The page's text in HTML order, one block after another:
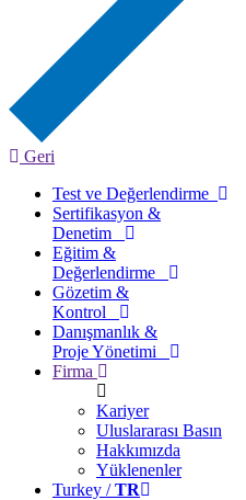
Geri
Test ve Değerlendirme
Sertifikasyon &
Denetim
Eğitim &
Değerlendirme
Gözetim &
Kontrol
Danışmanlık &
Proje Yönetimi
Firma
Kariyer
Uluslararası Basın
Hakkımızda
Yüklenenler
Turkey /TR